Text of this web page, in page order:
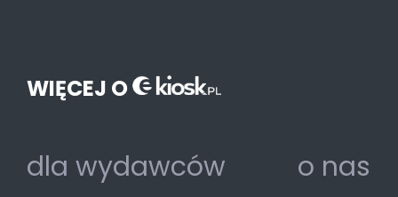
WIĘCEJ O
dla wydawców
o nas